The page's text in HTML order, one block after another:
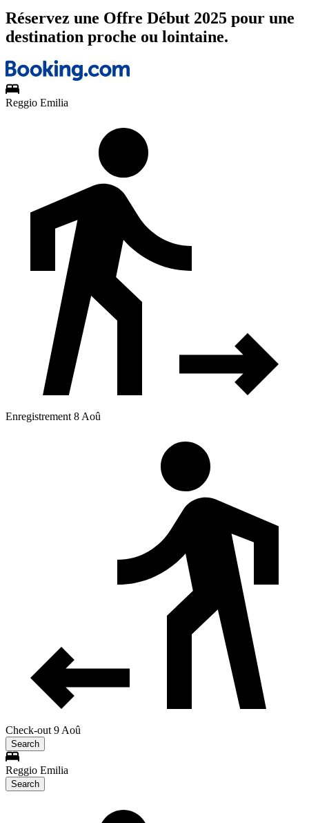
Réservez une Offre Début 2025 pour une
destination proche ou lointaine.
Reggio Emilia
Enregistrement 8 Aoû
Check-out 9 Aoû
Search
Reggio Emilia
Search